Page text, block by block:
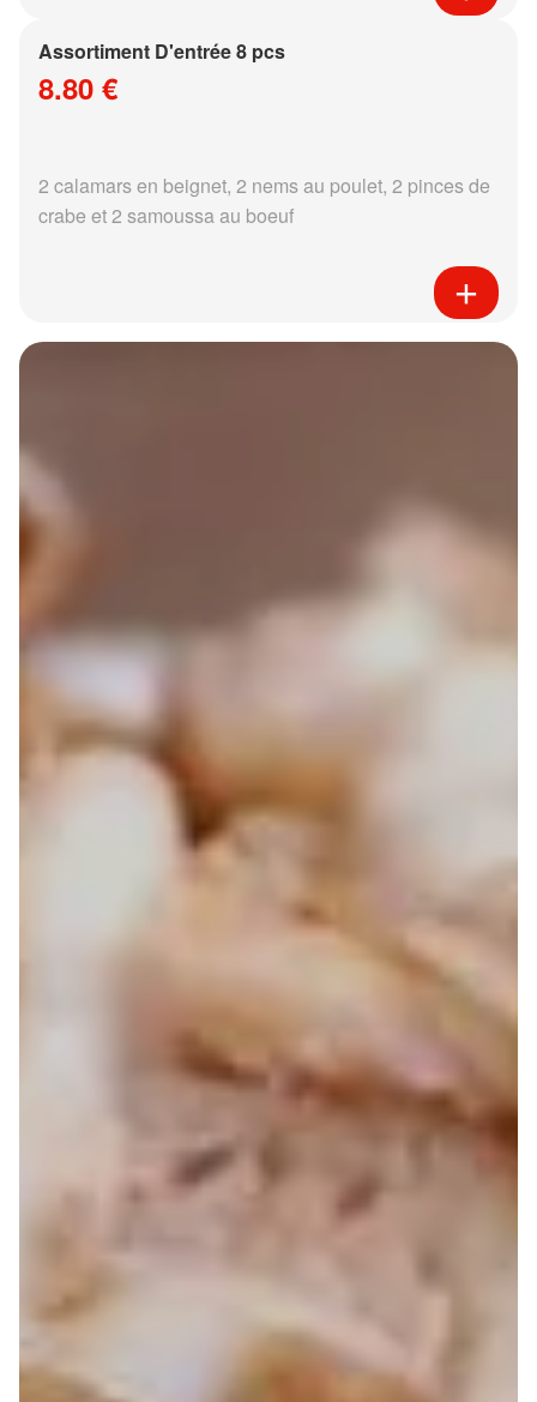
Assortiment D'entrée 8 pcs
8.80 €
2 calamars en beignet, 2 nems au poulet, 2 pinces de
crabe et 2 samoussa au boeuf